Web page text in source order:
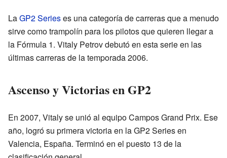
LaGP2 Serieses una categoría de carreras que a menudo
sirve como trampolín para los pilotos que quieren llegar a
la Fórmula 1. Vitaly Petrov debutó en esta serie en las
últimas carreras de la temporada 2006.
Ascenso y Victorias en GP2
En 2007, Vitaly se unió al equipo Campos Grand Prix. Ese
año, logró su primera victoria en la GP2 Series en
Valencia, España. Terminó en el puesto 13 de la